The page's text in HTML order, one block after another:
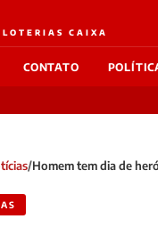
CAIXA
CONTATO
/Homem tem dia de